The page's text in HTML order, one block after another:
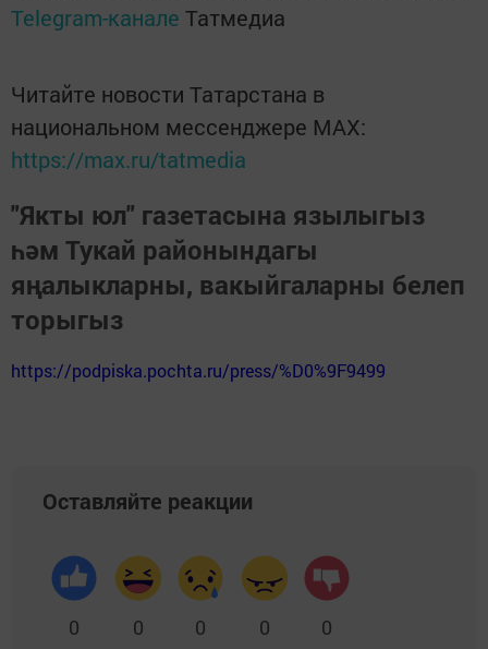
Telegram-канале Татмедиа
Читайте новости Татарстана в
национальном мессенджере MАХ:
https://max.ru/tatmedia
"Якты юл" газетасына язылыгыз
һәм Тукай районындагы
яңалыкларны, вакыйгаларны белеп
торыгыз
https://podpiska.pochta.ru/press/%D0%9F9499
Оставляйте реакции
0 0 0 0 0